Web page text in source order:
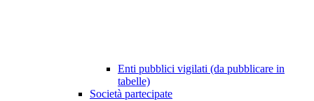
Enti pubblici vigilati (da pubblicare in
tabelle)
Società partecipate